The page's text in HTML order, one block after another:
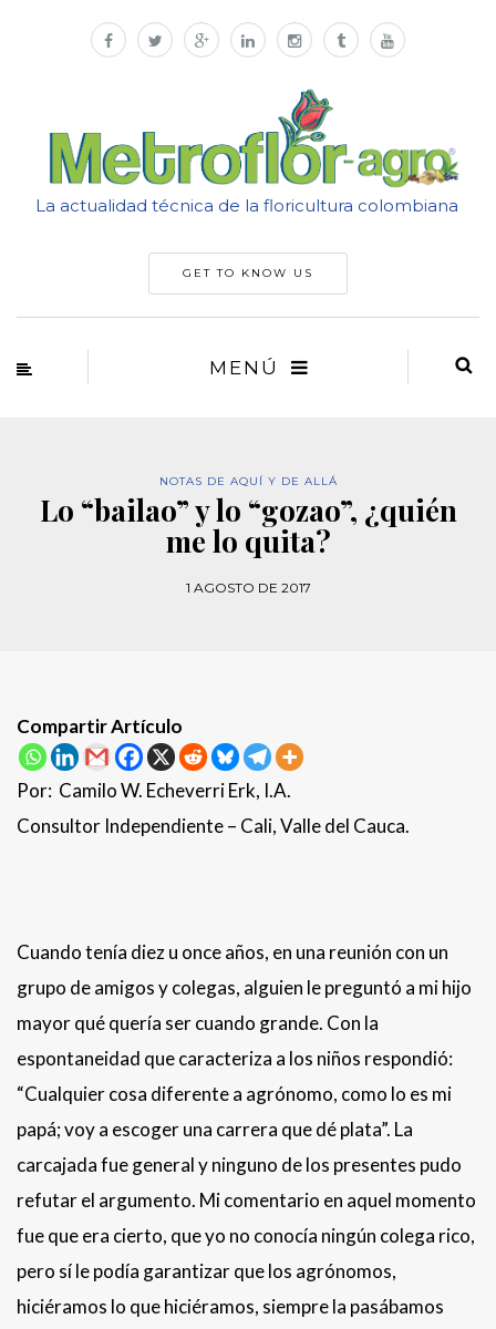
La actualidad técnica de la floricultura colombiana
GET TO KNOW US
MENÚ
NOTAS DE AQUÍ Y DE ALLÁ
Lo “bailao” y lo “gozao”, ¿quién
me lo quita?
1 AGOSTO DE 2017
Compartir Artículo
Por: Camilo W. Echeverri Erk, I.A.
Consultor Independiente – Cali, Valle del Cauca.
Cuando tenía diez u once años, en una reunión con un
grupo de amigos y colegas, alguien le preguntó a mi hijo
mayor qué quería ser cuando grande. Con la
espontaneidad que caracteriza a los niños respondió:
“Cualquier cosa diferente a agrónomo, como lo es mi
papá; voy a escoger una carrera que dé plata”. La
carcajada fue general y ninguno de los presentes pudo
refutar el argumento. Mi comentario en aquel momento
fue que era cierto, que yo no conocía ningún colega rico,
pero sí le podía garantizar que los agrónomos,
hiciéramos lo que hiciéramos, siempre la pasábamos